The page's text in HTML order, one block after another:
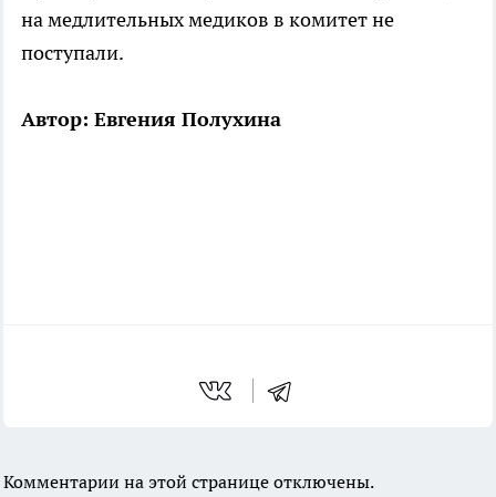
на медлительных медиков в комитет не
поступали.
Автор: Евгения Полухина
Комментарии на этой странице отключены.